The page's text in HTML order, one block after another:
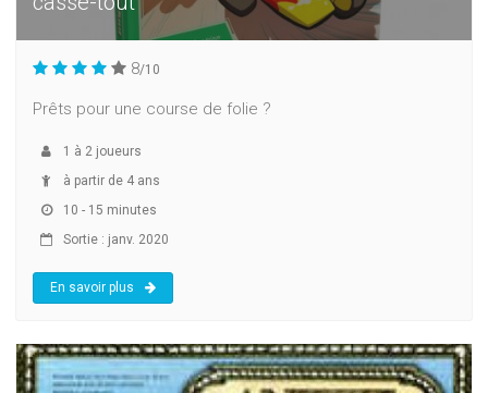
8/10
Prêts pour une course de folie ?
1 à 2 joueurs
à partir de 4 ans
10 - 15 minutes
Sortie : janv. 2020
En savoir plus